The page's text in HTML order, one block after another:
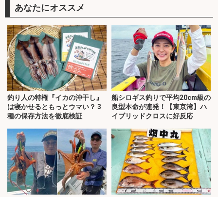
あなたにオススメ
釣り人の特権『イカの沖干し』
は寝かせるともっとウマい？ 3
種の保存方法を徹底検証
船シロギス釣りで平均20cm級の
良型本命が連発！【東京湾】ハ
イブリッドクロスに好反応